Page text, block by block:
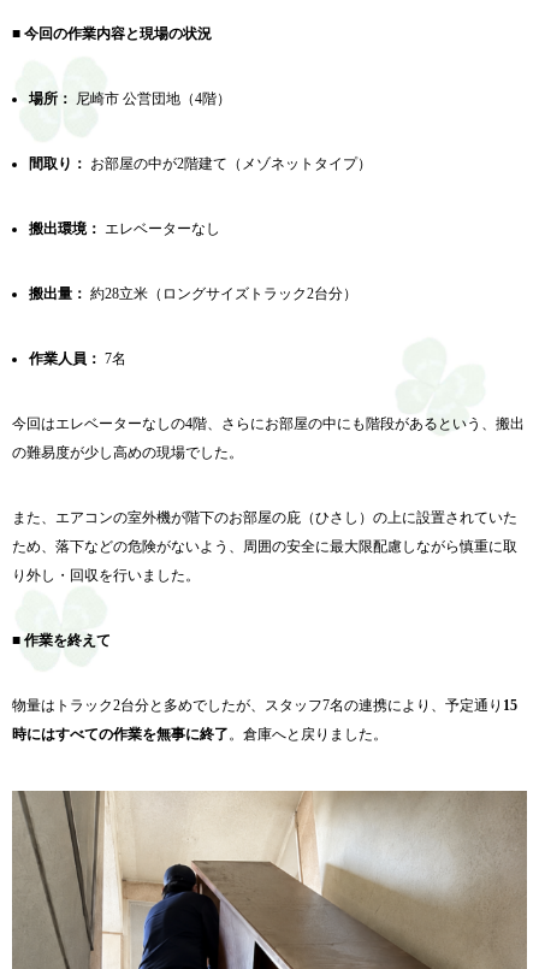
■ 今回の作業内容と現場の状況
場所： 尼崎市 公営団地（4階）
間取り： お部屋の中が2階建て（メゾネットタイプ）
搬出環境： エレベーターなし
搬出量： 約28立米（ロングサイズトラック2台分）
作業人員： 7名
今回はエレベーターなしの4階、さらにお部屋の中にも階段があるという、搬出
の難易度が少し高めの現場でした。
また、エアコンの室外機が階下のお部屋の庇（ひさし）の上に設置されていた
ため、落下などの危険がないよう、周囲の安全に最大限配慮しながら慎重に取
り外し・回収を行いました。
■ 作業を終えて
物量はトラック2台分と多めでしたが、スタッフ7名の連携により、予定通り 15
時にはすべての作業を無事に終了。倉庫へと戻りました。